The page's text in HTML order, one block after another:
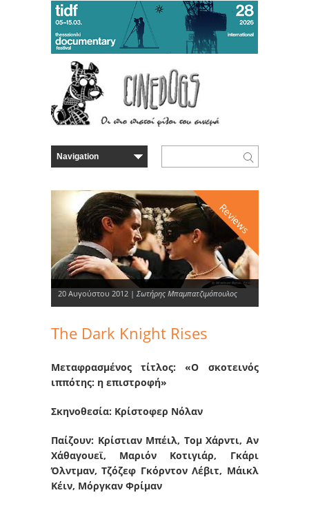
Reviews
20 Αυγούστου 2012 | Σωτήρης Μπαμπατζιμόπουλος
The Dark Knight Rises
Μεταφρασμένος τίτλος: «Ο σκοτεινός
ιππότης: η επιστροφή»
Σκηνοθεσία: Κρίστοφερ Νόλαν
Παίζουν: Κρίστιαν Μπέιλ, Τομ Χάρντι, Αν
Χάθαγουεϊ, Μαριόν Κοτιγιάρ, Γκάρι
Όλντμαν, Τζόζεφ Γκόρντον Λέβιτ, Μάικλ
Κέιν, Μόργκαν Φρίμαν